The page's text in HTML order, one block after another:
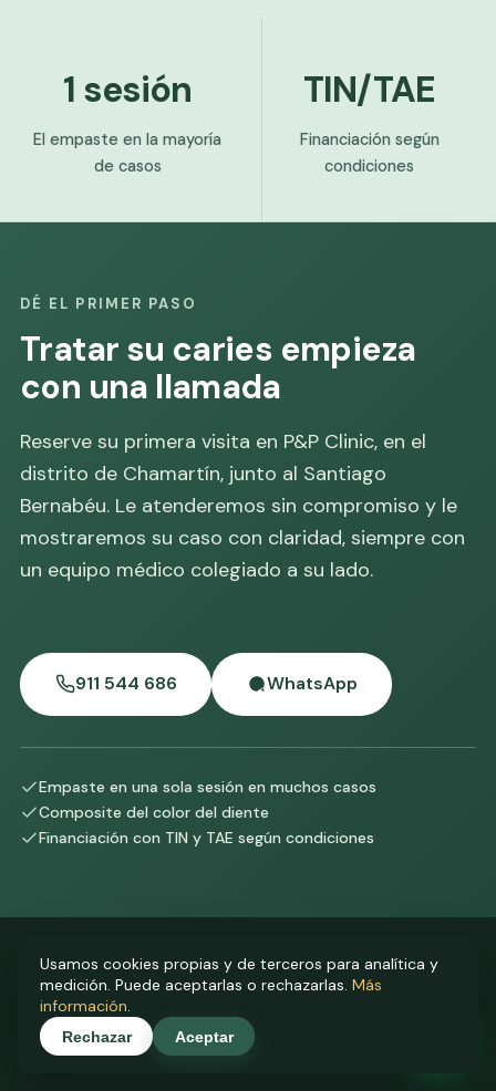
1 sesión
El empaste en la mayoría
de casos
TIN/TAE
Financiación según
condiciones
DÉ EL PRIMER PASO
Tratar su caries empieza
con una llamada
Reserve su primera visita en P&P Clinic, en el
distrito de Chamartín, junto al Santiago
Bernabéu. Le atenderemos sin compromiso y le
mostraremos su caso con claridad, siempre con
un equipo médico colegiado a su lado.
911 544 686 WhatsApp
Empaste en una sola sesión en muchos casos
Composite del color del diente
Financiación con TIN y TAE según condiciones
Usamos cookies propias y de terceros para analítica y
medición. Puede aceptarlas o rechazarlas. Más
información.
Rechazar Aceptar